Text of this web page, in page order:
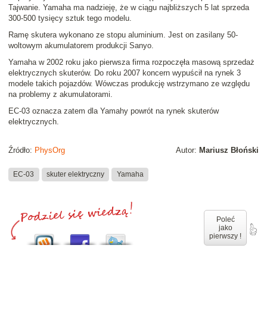
Tajwanie. Yamaha ma nadzieję, że w ciągu najbliższych 5 lat sprzeda
300-500 tysięcy sztuk tego modelu.
Ramę skutera wykonano ze stopu aluminium. Jest on zasilany 50-
woltowym akumulatorem produkcji Sanyo.
Yamaha w 2002 roku jako pierwsza firma rozpoczęła masową sprzedaż
elektrycznych skuterów. Do roku 2007 koncern wypuścił na rynek 3
modele takich pojazdów. Wówczas produkcję wstrzymano ze względu
na problemy z akumulatorami.
EC-03 oznacza zatem dla Yamahy powrót na rynek skuterów
elektrycznych.
Autor: Mariusz Błoński
Źródło: PhysOrg
EC-03 skuter elektryczny Yamaha
Poleć
jako
pierwszy !